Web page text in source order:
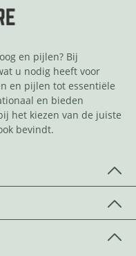
en pijlen? Bij
u nodig heeft voor
en pijlen tot essentiële
en bieden
het kiezen van de juiste
bevindt.